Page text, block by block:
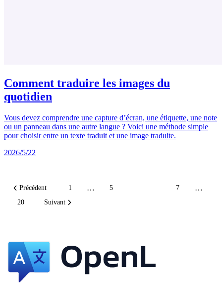
Comment traduire les images du
quotidien
Vous devez comprendre une capture d’écran, une étiquette, une note
ou un panneau dans une autre langue ? Voici une méthode simple
pour choisir entre un texte traduit et une image traduite.
2026/5/22
Précédent 1 … 5 7 …
20 Suivant